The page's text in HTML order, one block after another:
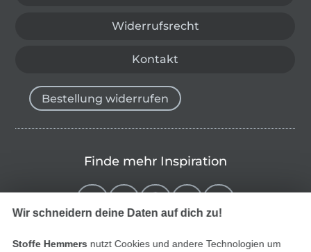
Widerrufsrecht
Kontakt
Bestellung widerrufen
Finde mehr Inspiration
Wir schneidern deine Daten auf dich zu!
Stoffe Hemmers nutzt Cookies und andere Technologien um